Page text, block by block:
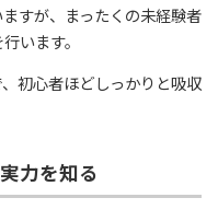
すが、まったくの未経験者
います。
初心者ほどしっかりと吸収
力を知る